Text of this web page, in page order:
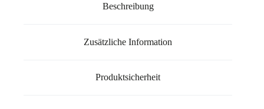
Beschreibung
Zusätzliche Information
Produktsicherheit